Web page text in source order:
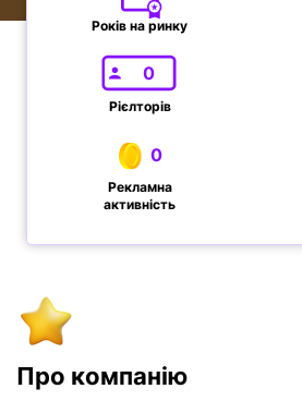
Років на ринку
0
Рієлторів
0
Рекламна
активність
Про компанію